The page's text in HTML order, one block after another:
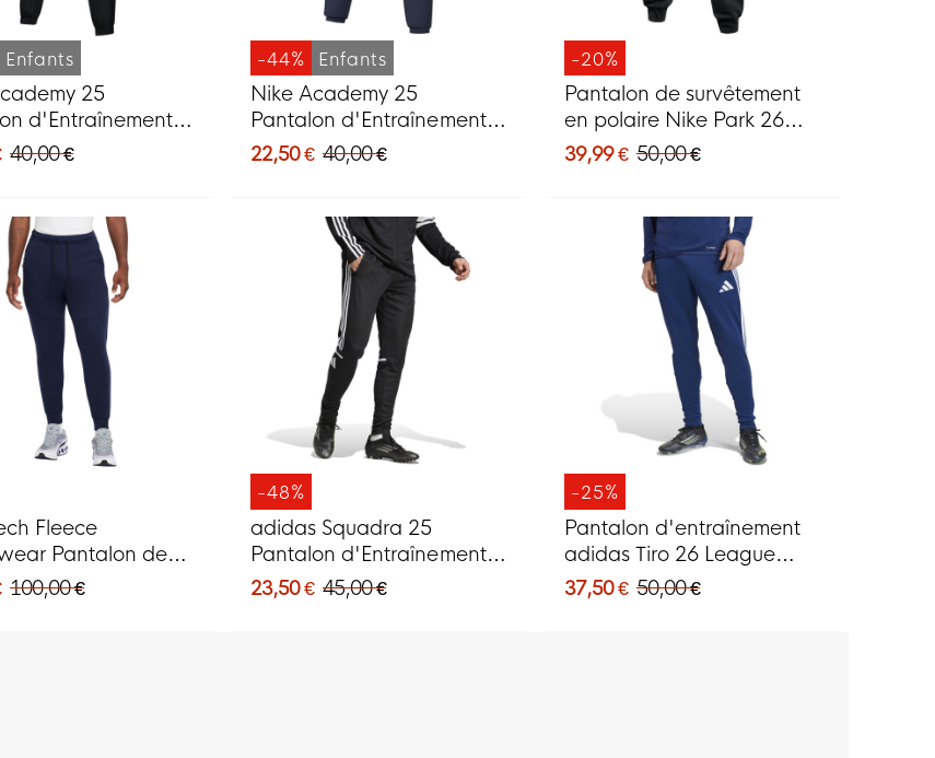
Enfants
25
d'Entraînement
Noir Blanc
40,00 €
-44% Enfants
Nike Academy 25
Pantalon d'Entraînement
Enfants Bleu Foncé Blanc
22,50 € 40,00 €
-20%
Pantalon de survêtement
en polaire Nike Park 26
noir et blanc
39,99 € 50,00 €
Fleece
Pantalon de
Bleu Foncé Noir
100,00 €
-48%
adidas Squadra 25
Pantalon d'Entraînement
Noir Blanc
23,50 € 45,00 €
-25%
Pantalon d'entraînement
adidas Tiro 26 League
Regular bleu foncé blanc
37,50 € 50,00 €